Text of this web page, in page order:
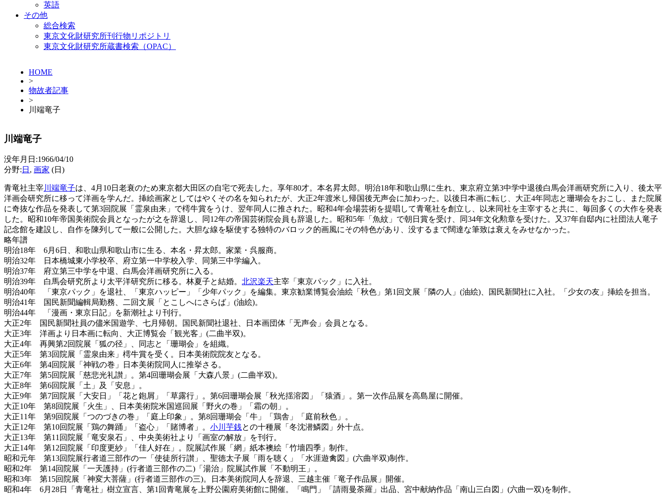
英語
その他
総合検索
東京文化財研究所刊行物リポジトリ
東京文化財研究所蔵書検索（OPAC）
HOME
>
物故者記事
>
川端竜子
川端竜子
没年月日:1966/04/10
分野: 日 , 画家 (日)
青竜社主宰川端竜子は、4月10日老衰のため東京都大田区の自宅で死去した。享年80才。本名昇太郎。明治18年和歌山県に生れ、東京府立第3中学中退後白馬会洋画研究所に入り、後太平
洋画会研究所に移って洋画を学んだ。挿絵画家としてはやくその名を知られたが、大正2年渡米し帰国後无声会に加わった。以後日本画に転じ、大正4年同志と珊瑚会をおこし、また院展
に奇抜な作品を発表して第3回院展「霊泉由来」で樗牛賞をうけ、翌年同人に推された。昭和4年会場芸術を提唱して青竜社を創立し、以来同社を主宰すると共に、毎回多くの大作を発表
した。昭和10年帝国美術院会員となったが之を辞退し、同12年の帝国芸術院会員も辞退した。昭和5年「魚紋」で朝日賞を受け、同34年文化勲章を受けた。又37年自邸内に社団法人竜子
記念館を建設し、自作を陳列して一般に公開した。大胆な線を駆使する独特のバロック的画風にその特色があり、没するまで闊達な筆致は衰えをみせなかった。
略年譜
明治18年 6月6日、和歌山県和歌山市に生る、本名・昇太郎。家業・呉服商。
明治32年 日本橋城東小学校卒、府立第一中学校入学、同第三中学編入。
明治37年 府立第三中学を中退、白馬会洋画研究所に入る。
明治39年 白馬会研究所より太平洋研究所に移る。林夏子と結婚。 北沢楽天主宰「東京パック」に入社。
明治40年 「東京パック」を退社、「東京ハッピー」「少年パック」を編集。東京勧業博覧会油絵「秋色」第1回文展「隣の人」(油絵)、国民新聞社に入社。「少女の友」挿絵を担当。
明治41年 国民新聞編輯局勤務、二回文展「とこしへにさらば」(油絵)。
明治44年 「漫画・東京日記」を新潮社より刊行。
大正2年 国民新聞社員の儘米国遊学、七月帰朝。国民新聞社退社、日本画団体「无声会」会員となる。
大正3年 洋画より日本画に転向、大正博覧会「観光客」(二曲半双)。
大正4年 再興第2回院展「狐の径」、同志と「珊瑚会」を組織。
大正5年 第3回院展「霊泉由来」樗牛賞を受く。日本美術院院友となる。
大正6年 第4回院展「神戦の巻」日本美術院同人に推挙さる。
大正7年 第5回院展「慈悲光礼讃」。第4回珊瑚会展「大森八景」(二曲半双)。
大正8年 第6回院展「土」及「安息」。
大正9年 第7回院展「大安日」「花と鉋屑」「草露行」。第6回珊瑚会展「秋光揺溶図」「猿酒」。第一次作品展を高島屋に開催。
大正10年 第8回院展「火生」、日本美術院米国巡回展「野火の巻」「霜の朝」。
大正11年 第9回院展「つのづきの巻」「庭上印象」。第8回珊瑚会「牛」「鶏舎」「庭前秋色」。
大正12年 第10回院展「鶏の舞踊」「盗心」「賭博者」。 小川芋銭との十種展「冬沈潜鱗図」外十点。
大正13年 第11回院展「竜安泉石」、中央美術社より「画室の解放」を刊行。
大正14年 第12回院展「印度更紗」「佳人好在」。院展試作展「網」紙本襖絵「竹墻四季」制作。
昭和元年 第13回院展行者道三部作の一「使徒所行讃」、聖徳太子展「雨を聴く」「水涯遊禽図」(六曲半双)制作。
昭和2年 第14回院展「一天護持」(行者道三部作の二)「湯治」院展試作展「不動明王」。
昭和3年 第15回院展「神変大菩薩」(行者道三部作の三)。日本美術院同人を辞退、三越主催「竜子作品展」開催。
昭和4年 6月28日「青竜社」樹立宣言、第1回青竜展を上野公園府美術館に開催。「鳴門」「請雨曼荼羅」出品、宮中献納作品「南山三白図」(六曲一双)を制作。